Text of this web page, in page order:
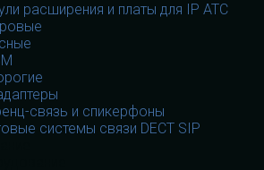
расширения и платы для IP АТС
связь и спикерфоны
системы связи DECT SIP